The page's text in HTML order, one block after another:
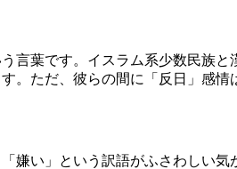
言葉です。イスラム系少数民族
。ただ、彼らの間に「反日」感
嫌い」という訳語がふさわしい